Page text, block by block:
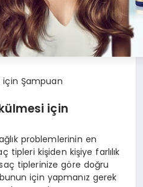
için Şampuan
için
problemlerinin en
tipleri kişiden kişiye farlılık
tiplerinize göre doğru
için yapmanız gerek